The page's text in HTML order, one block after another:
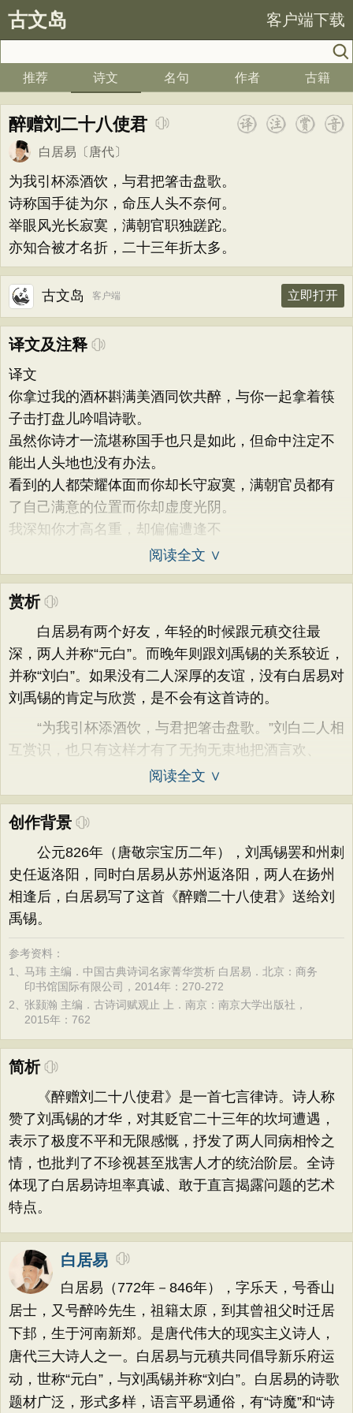
古文岛 客户端下载
推荐 诗文 名句 作者 古籍
醉赠刘二十八使君
白居易 〔唐代〕
为我引杯添酒饮，与君把箸击盘歌。
诗称国手徒为尔，命压人头不奈何。
举眼风光长寂寞，满朝官职独蹉跎。
亦知合被才名折，二十三年折太多。
古文岛 客户端 立即打开
译文及注释
译文
你拿过我的酒杯斟满美酒同饮共醉，与你一起拿着筷
子击打盘儿吟唱诗歌。
虽然你诗才一流堪称国手也只是如此，但命中注定不
能出人头地也没有办法。
看到的人都荣耀体面而你却长守寂寞，满朝官员都有
了自己满意的位置而你却虚度光阴。
我深知你才高名重，却偏偏遭逢不
阅读全文 ∨
赏析
白居易有两个好友，年轻的时候跟元稹交往最
深，两人并称“元白”。而晚年则跟刘禹锡的关系较近，
并称“刘白”。如果没有二人深厚的友谊，没有白居易对
刘禹锡的肯定与欣赏，是不会有这首诗的。
“为我引杯添酒饮，与君把箸击盘歌。”刘白二人相
互赏识，也只有这样才有了无拘无束地把酒言欢、
阅读全文 ∨
创作背景
公元826年（唐敬宗宝历二年），刘禹锡罢和州刺
史任返洛阳，同时白居易从苏州返洛阳，两人在扬州
相逢后，白居易写了这首《醉赠二十八使君》送给刘
禹锡。
参考资料：
1、马玮 主编．中国古典诗词名家菁华赏析 白居易．北京：商务
印书馆国际有限公司，2014年：270-272
2、张颢瀚 主编．古诗词赋观止 上．南京：南京大学出版社，
2015年：762
简析
《醉赠刘二十八使君》是一首七言律诗。诗人称
赞了刘禹锡的才华，对其贬官二十三年的坎坷遭遇，
表示了极度不平和无限感慨，抒发了两人同病相怜之
情，也批判了不珍视甚至戕害人才的统治阶层。全诗
体现了白居易诗坦率真诚、敢于直言揭露问题的艺术
特点。
白居易
白居易（772年－846年），字乐天，号香山
居士，又号醉吟先生，祖籍太原，到其曾祖父时迁居
下邽，生于河南新郑。是唐代伟大的现实主义诗人，
唐代三大诗人之一。白居易与元稹共同倡导新乐府运
动，世称“元白”，与刘禹锡并称“刘白”。白居易的诗歌
题材广泛，形式多样，语言平易通俗，有“诗魔”和“诗